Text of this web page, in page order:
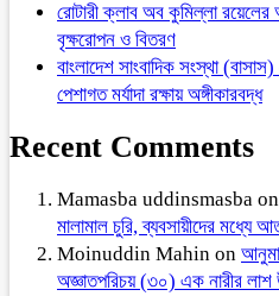
রোটারী ক্লাব অব কুমিল্লা রয়েলের
বৃক্ষরোপন ও বিতরণ
বাংলাদেশ সাংবাদিক সংস্থা
পেশাগত মর্যাদা রক্ষায় অঙ্গীকারবদ্ধ
Recent Comments
Mamasba uddinsmasba on
মালামাল চুরি, ব্যবসায়ীদের মধ্যে
Moinuddin Mahin on
অজ্ঞাতপরিচয় (৩০) এক নারীর লাশ